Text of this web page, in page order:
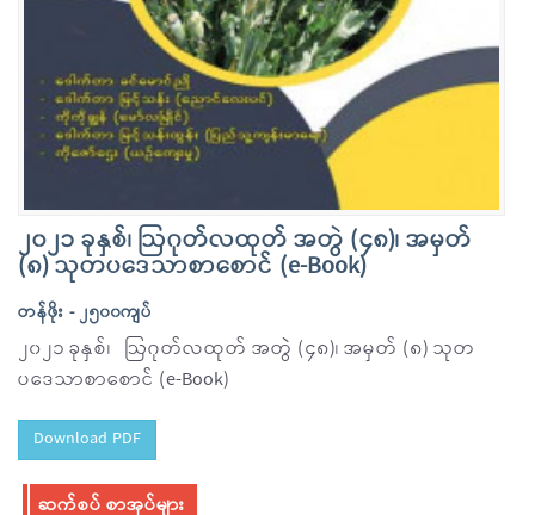
၂၀၂၁ ခုနှစ်၊ ဩဂုတ်လထုတ် အတွဲ (၄၈)၊ အမှတ်
(၈) သုတပဒေသာစာစောင် (e-Book)
တန်ဖိုး - ၂၅၀၀ကျပ်
၂၀၂၁ ခုနှစ်၊ ဩဂုတ်လထုတ် အတွဲ (၄၈)၊ အမှတ် (၈) သုတ
ပဒေသာစာစောင် (e-Book)
Download PDF
ဆက်စပ် စာအုပ်များ